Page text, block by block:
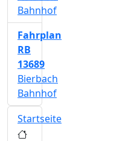
Bahnhof
Fahrplan
RB
13689
Bierbach
Bahnhof
Startseite